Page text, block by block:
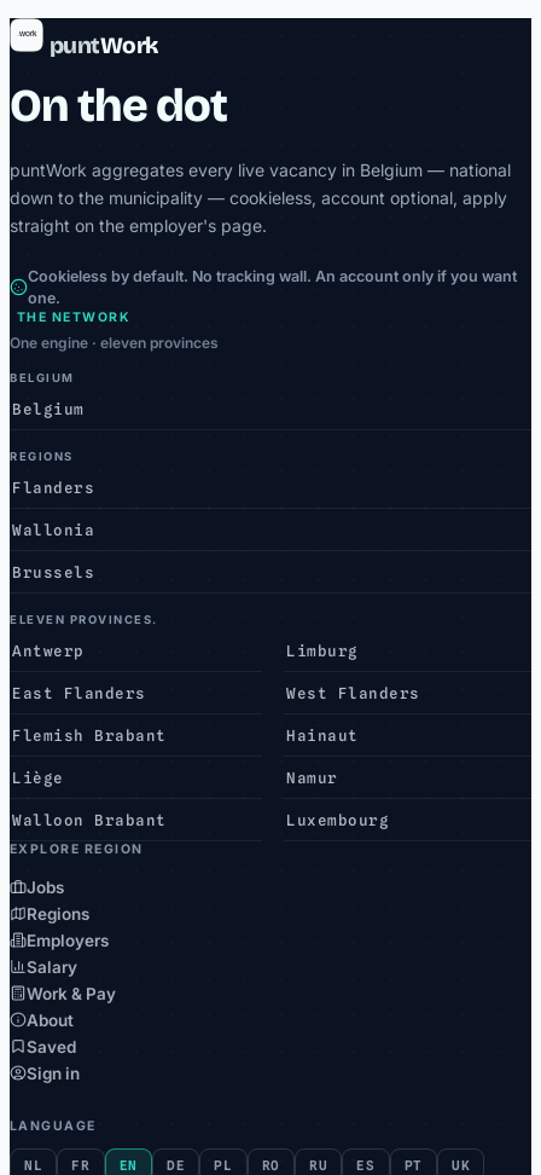
puntWork
On the dot
puntWork aggregates every live vacancy in Belgium — national
down to the municipality — cookieless, account optional, apply
straight on the employer's page.
Cookieless by default. No tracking wall. An account only if you want
one.
THE NETWORK
One engine · eleven provinces
BELGIUM
Belgium
REGIONS
Flanders
Wallonia
Brussels
ELEVEN PROVINCES.
Antwerp Limburg
East Flanders West Flanders
Flemish Brabant Hainaut
Liège Namur
Walloon Brabant Luxembourg
EXPLORE REGION
Jobs
Regions
Employers
Salary
Work & Pay
About
Saved
Sign in
LANGUAGE
NL FR EN DE PL RO RU ES PT
UK